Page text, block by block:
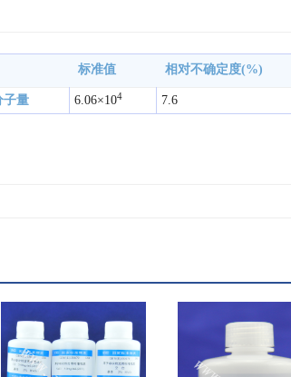
标准值
相对不确定度(%)
子量 6.06×104 7.6